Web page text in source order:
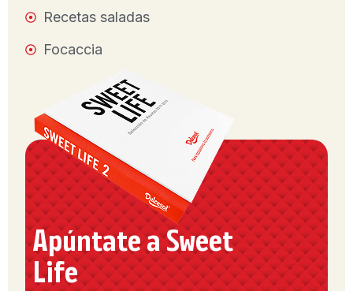
Recetas saladas
Focaccia
Apúntate a Sweet
Life